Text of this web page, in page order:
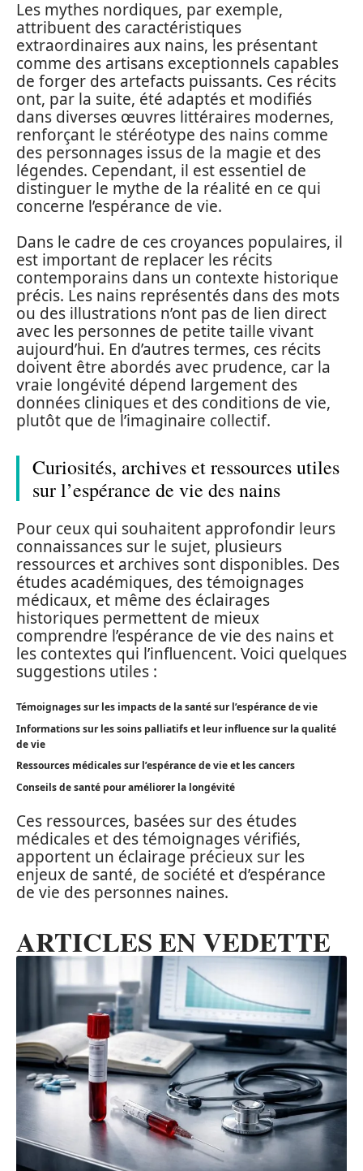
Les mythes nordiques, par exemple,
attribuent des caractéristiques
extraordinaires aux nains, les présentant
comme des artisans exceptionnels capables
de forger des artefacts puissants. Ces récits
ont, par la suite, été adaptés et modifiés
dans diverses œuvres littéraires modernes,
renforçant le stéréotype des nains comme
des personnages issus de la magie et des
légendes. Cependant, il est essentiel de
distinguer le mythe de la réalité en ce qui
concerne l’espérance de vie.
Dans le cadre de ces croyances populaires, il
est important de replacer les récits
contemporains dans un contexte historique
précis. Les nains représentés dans des mots
ou des illustrations n’ont pas de lien direct
avec les personnes de petite taille vivant
aujourd’hui. En d’autres termes, ces récits
doivent être abordés avec prudence, car la
vraie longévité dépend largement des
données cliniques et des conditions de vie,
plutôt que de l’imaginaire collectif.
Curiosités, archives et ressources utiles
sur l’espérance de vie des nains
Pour ceux qui souhaitent approfondir leurs
connaissances sur le sujet, plusieurs
ressources et archives sont disponibles. Des
études académiques, des témoignages
médicaux, et même des éclairages
historiques permettent de mieux
comprendre l’espérance de vie des nains et
les contextes qui l’influencent. Voici quelques
suggestions utiles :
Témoignages sur les impacts de la santé sur l’espérance de vie
Informations sur les soins palliatifs et leur influence sur la qualité
de vie
Ressources médicales sur l’espérance de vie et les cancers
Conseils de santé pour améliorer la longévité
Ces ressources, basées sur des études
médicales et des témoignages vérifiés,
apportent un éclairage précieux sur les
enjeux de santé, de société et d’espérance
de vie des personnes naines.
ARTICLES EN VEDETTE